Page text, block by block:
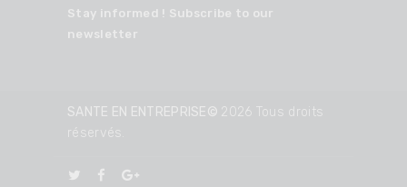
Stay informed ! Subscribe to our
newsletter
SANTE EN ENTREPRISE© 2026 Tous droits
réservés.